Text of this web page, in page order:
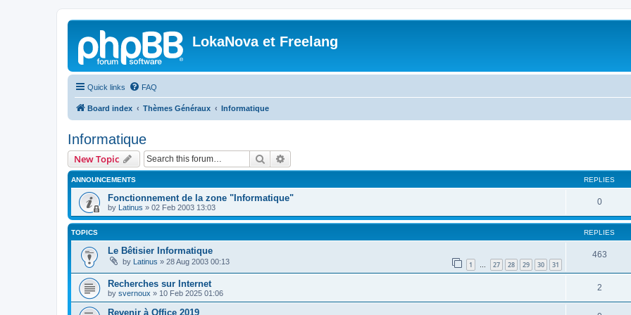
LokaNova et Freelang
Quick links FAQ
Board index Thèmes Généraux Informatique
Informatique
New Topic Search
ANNOUNCEMENTS REPLIES
Fonctionnement de la zone "Informatique"
by Latinus » 02 Feb 2003 13:03
0
TOPICS REPLIES
Le Bêtisier Informatique
by Latinus » 28 Aug 2003 00:13 1 … 27 28 29 30 31
463
Recherches sur Internet
by svernoux » 10 Feb 2025 01:06
2
Revenir à Office 2019